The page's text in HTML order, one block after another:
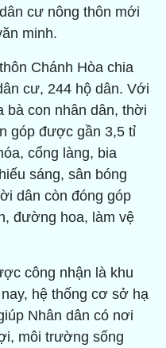
cư nông thôn mới
minh.
Chánh Hòa chia
cư, 244 hộ dân. Với
bà con nhân dân, thời
góp được gần 3,5 tỉ
cổng làng, bia
sáng, sân bóng
dân còn đóng góp
đường hoa, làm vệ
công nhận là khu
hệ thống cơ sở hạ
Nhân dân có nơi
môi trường sống